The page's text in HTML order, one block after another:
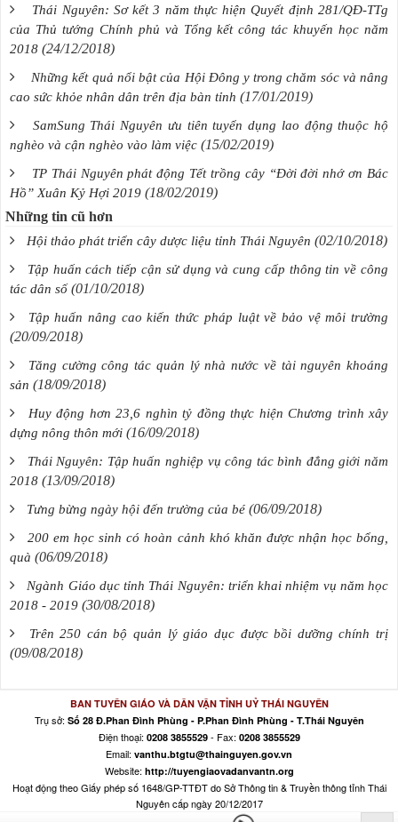
Thái Nguyên: Sơ kết 3 năm thực hiện Quyết định 281/QĐ-TTg
của Thủ tướng Chính phủ và Tổng kết công tác khuyến học năm
2018 (24/12/2018)
Những kết quả nổi bật của Hội Đông y trong chăm sóc và nâng
cao sức khỏe nhân dân trên địa bàn tỉnh (17/01/2019)
SamSung Thái Nguyên ưu tiên tuyển dụng lao động thuộc hộ
nghèo và cận nghèo vào làm việc (15/02/2019)
TP Thái Nguyên phát động Tết trồng cây “Đời đời nhớ ơn Bác
Hồ” Xuân Kỷ Hợi 2019 (18/02/2019)
Những tin cũ hơn
Hội thảo phát triển cây dược liệu tỉnh Thái Nguyên (02/10/2018)
Tập huấn cách tiếp cận sử dụng và cung cấp thông tin về công
tác dân số (01/10/2018)
Tập huấn nâng cao kiến thức pháp luật về bảo vệ môi trường
(20/09/2018)
Tăng cường công tác quản lý nhà nước về tài nguyên khoáng
sản (18/09/2018)
Huy động hơn 23,6 nghìn tỷ đồng thực hiện Chương trình xây
dựng nông thôn mới (16/09/2018)
Thái Nguyên: Tập huấn nghiệp vụ công tác bình đẳng giới năm
2018 (13/09/2018)
Tưng bừng ngày hội đến trường của bé (06/09/2018)
200 em học sinh có hoàn cảnh khó khăn được nhận học bổng,
quà (06/09/2018)
Ngành Giáo dục tỉnh Thái Nguyên: triển khai nhiệm vụ năm học
2018 - 2019 (30/08/2018)
Trên 250 cán bộ quản lý giáo dục được bồi dưỡng chính trị
(09/08/2018)
BAN TUYÊN GIÁO VÀ DÂN VẬN TỈNH UỶ THÁI NGUYÊN
Trụ sở: Số 28 Đ.Phan Đình Phùng - P.Phan Đình Phùng - T.Thái Nguyên
Điện thoại: 0208 3855529- Fax: 0208 3855529
Email: vanthu.btgtu@thainguyen.gov.vn
Website: http://tuyengiaovadanvantn.org
Hoạt động theo Giấy phép số 1648/GP-TTĐT do Sở Thông tin & Truyền thông tỉnh Thái
Nguyên cấp ngày 20/12/2017